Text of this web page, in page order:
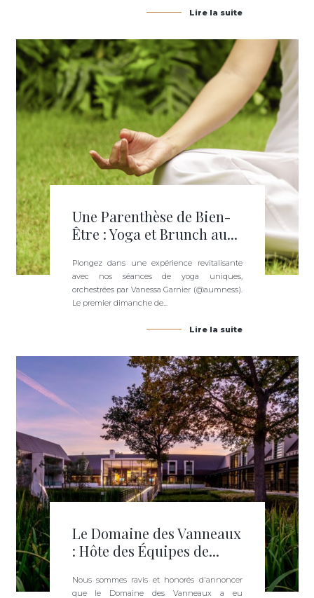
Lire la suite
Une Parenthèse de Bien-
Être : Yoga et Brunch au...
Plongez dans une expérience revitalisante
avec nos séances de yoga uniques,
orchestrées par Vanessa Garnier (@aumness).
Le premier dimanche de...
Lire la suite
Le Domaine des Vanneaux
: Hôte des Équipes de...
Nous sommes ravis et honorés d'annoncer
que le Domaine des Vanneaux a eu